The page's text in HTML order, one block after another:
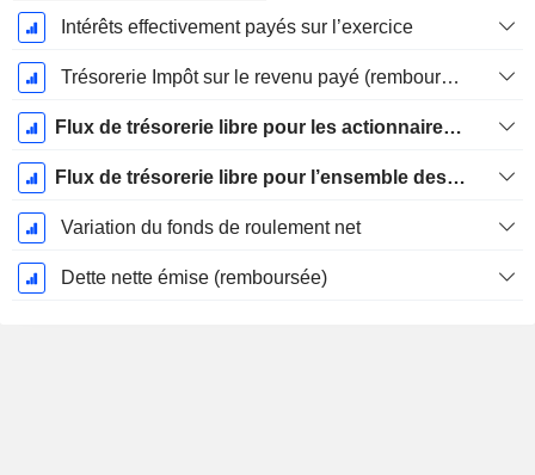
Intérêts effectivement payés sur l’exercice
Trésorerie Impôt sur le revenu payé (remboursement)Impôt effectivement payé (remboursé) sur l’exercice
Flux de trésorerie libre pour les actionnaires FCFE
Flux de trésorerie libre pour l’ensemble des pourvoyeurs de fonds (créanciers et actionnaires) FCFF
Variation du fonds de roulement net
Dette nette émise (remboursée)